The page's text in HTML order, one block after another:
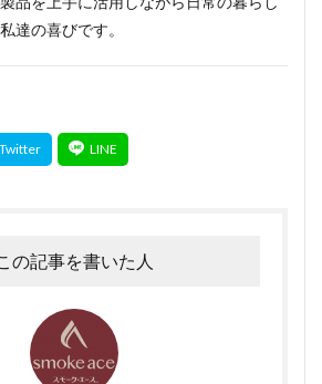
達の喜びです。
の記事を書いた人